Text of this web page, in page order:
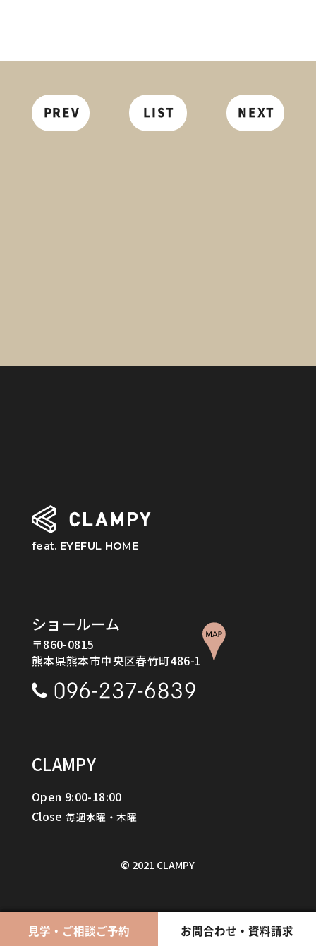
Go to CLAMPY
Contact Us / Request
見学・ご相談ご予約 お問合わせ・資料請求
PREV LIST NEXT
feat. EYEFUL HOME
ショールーム
〒860-0815
熊本県熊本市中央区春竹町486-1
CLAMPY
Open 9:00-18:00
Close毎週水曜・木曜
© 2021 CLAMPY
見学・ご相談ご予約 お問合わせ・資料請求